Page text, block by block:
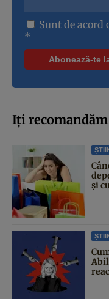
Sunt de acord
*
Iți recomandăm
și